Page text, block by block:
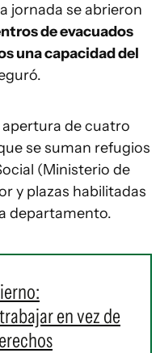
jornada se abrieron
de evacuados
una capacidad del
de cuatro
se suman refugios
(Ministerio de
y plazas habilitadas
departamento.
en vez de